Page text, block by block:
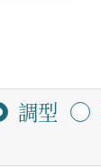
調型